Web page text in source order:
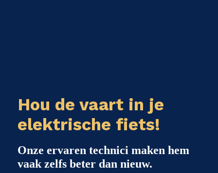
Hou de vaart in je
elektrische fiets!
Onze ervaren technici maken hem
vaak zelfs beter dan nieuw.